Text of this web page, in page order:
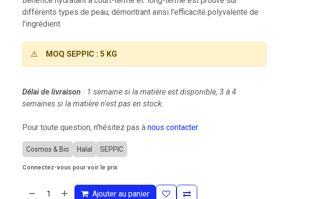
différents types de peau, démontrant ainsi l'efficacité polyvalente de
l'ingrédient.
⚠️ MOQ SEPPIC : 5 KG
Délai de livraison : 1 semaine si la matière est disponible, 3 à 4
semaines si la matière n'est pas en stock.
Pour toute question, n'hésitez pas à nous contacter.
Cosmos & Bio Halal SEPPIC
Connectez-vous pour voir le prix
Ajouter au panier